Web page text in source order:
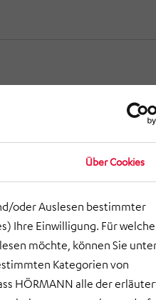
Über Cookies
oder Auslesen bestimmter
Ihre Einwilligung. Für
möchte, können Sie
Kategorien von
HÖRMANN alle der
zählt zu